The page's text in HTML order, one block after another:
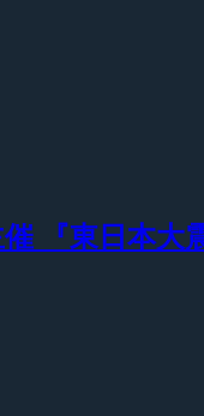
『東日本